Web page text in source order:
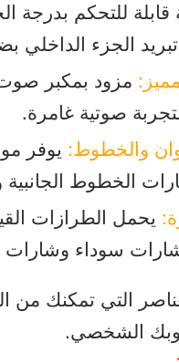
قابلة للتحكم بدرجة
الجزء الداخلي
والخطوط:
الخطوط
يحمل الطرازات
سوداء وشارات
التي تمكنك من
الشخصي.